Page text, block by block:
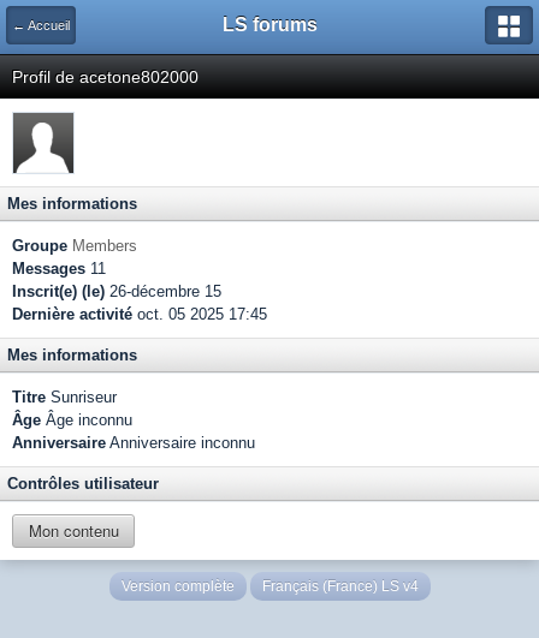
← Accueil LS forums
Profil de acetone802000
Mes informations
Groupe Members
Messages 11
Inscrit(e) (le) 26-décembre 15
Dernière activité oct. 05 2025 17:45
Mes informations
Titre Sunriseur
Âge Âge inconnu
Anniversaire Anniversaire inconnu
Contrôles utilisateur
Mon contenu
Version complète Français (France) LS v4